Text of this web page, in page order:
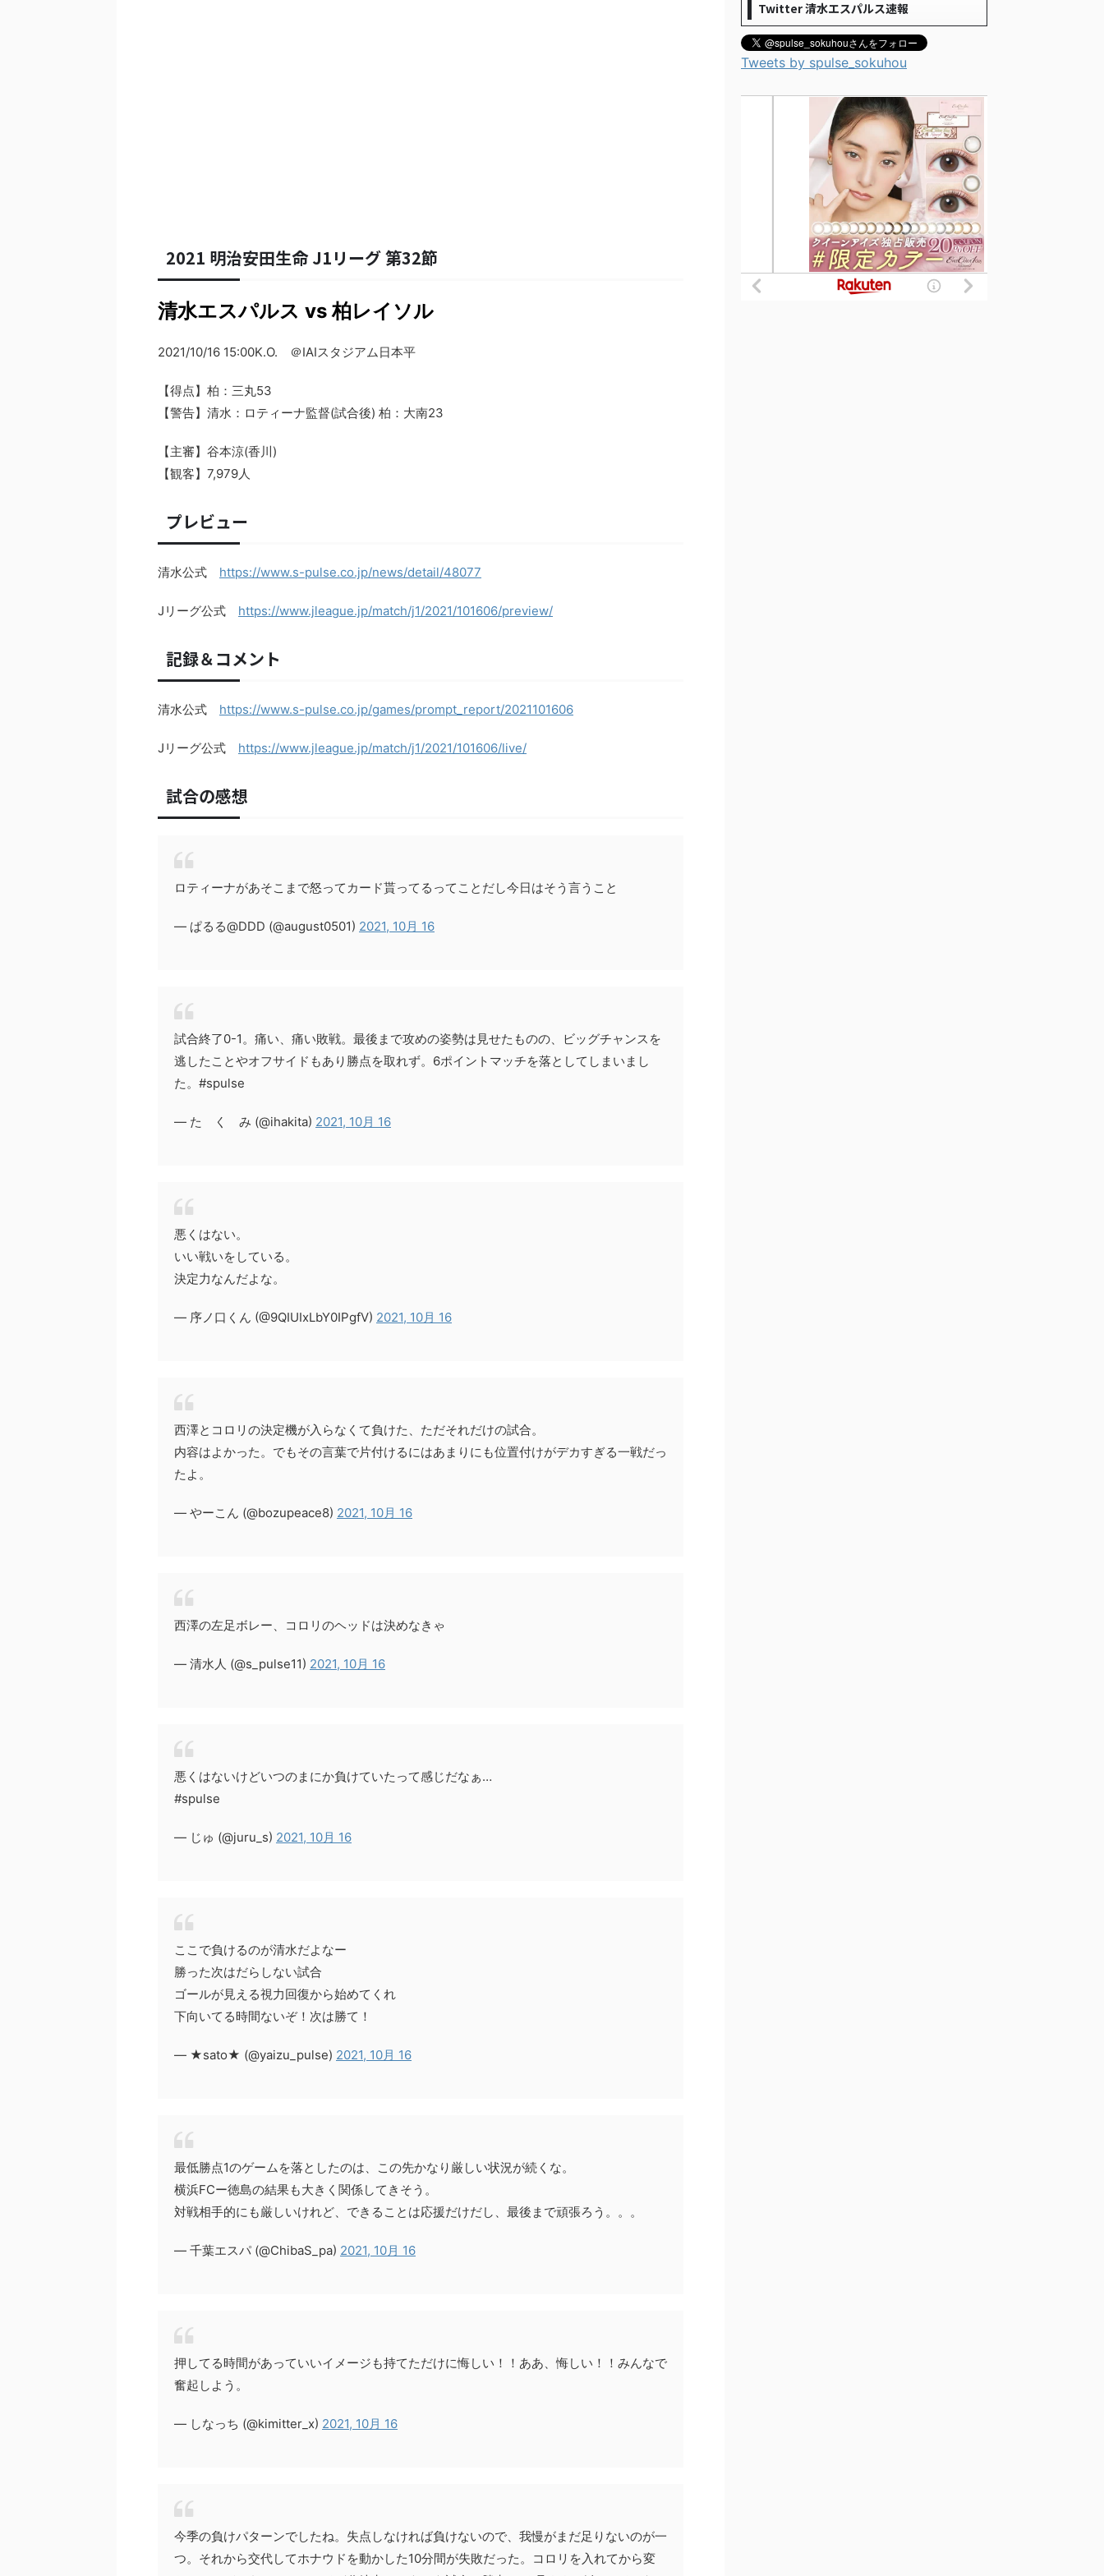
2021 明治安田生命 J1リーグ 第32節
清水エスパルス vs 柏レイソル
2021/10/16 15:00K.O. ＠IAIスタジアム日本平
【得点】柏：三丸53
【警告】清水：ロティーナ監督(試合後) 柏：大南23
【主審】谷本涼(香川)
【観客】7,979人
プレビュー
清水公式 https://www.s-pulse.co.jp/news/detail/48077
Jリーグ公式 https://www.jleague.jp/match/j1/2021/101606/preview/
記録＆コメント
清水公式 https://www.s-pulse.co.jp/games/prompt_report/2021101606
Jリーグ公式 https://www.jleague.jp/match/j1/2021/101606/live/
試合の感想
ロティーナがあそこまで怒ってカード貰ってるってことだし今日はそう言うこと
— ぱるる@DDD (@august0501) 2021, 10月 16
試合終了0-1。痛い、痛い敗戦。最後まで攻めの姿勢は見せたものの、ビッグチャンスを
逃したことやオフサイドもあり勝点を取れず。6ポイントマッチを落としてしまいまし
た。#spulse
— た く み (@ihakita) 2021, 10月 16
悪くはない。
いい戦いをしている。
決定力なんだよな。
— 序ノ口くん (@9QIUIxLbY0IPgfV) 2021, 10月 16
西澤とコロリの決定機が入らなくて負けた、ただそれだけの試合。
内容はよかった。でもその言葉で片付けるにはあまりにも位置付けがデカすぎる一戦だっ
たよ。
— やーこん (@bozupeace8) 2021, 10月 16
西澤の左足ボレー、コロリのヘッドは決めなきゃ
— 清水人 (@s_pulse11) 2021, 10月 16
悪くはないけどいつのまにか負けていたって感じだなぁ…
#spulse
— じゅ (@juru_s) 2021, 10月 16
ここで負けるのが清水だよなー
勝った次はだらしない試合
ゴールが見える視力回復から始めてくれ
下向いてる時間ないぞ！次は勝て！
— ★sato★ (@yaizu_pulse) 2021, 10月 16
最低勝点1のゲームを落としたのは、この先かなり厳しい状況が続くな。
横浜FCー徳島の結果も大きく関係してきそう。
対戦相手的にも厳しいけれど、できることは応援だけだし、最後まで頑張ろう。。。
— 千葉エスパ (@ChibaS_pa) 2021, 10月 16
押してる時間があっていいイメージも持てただけに悔しい！！ああ、悔しい！！みんなで
奮起しよう。
— しなっち (@kimitter_x) 2021, 10月 16
今季の負けパターンでしたね。失点しなければ負けないので、我慢がまだ足りないのが一
つ。それから交代してホナウドを動かした10分間が失敗だった。コロリを入れてから変
Twitter 清水エスパルス速報
Tweets by spulse_sokuhou